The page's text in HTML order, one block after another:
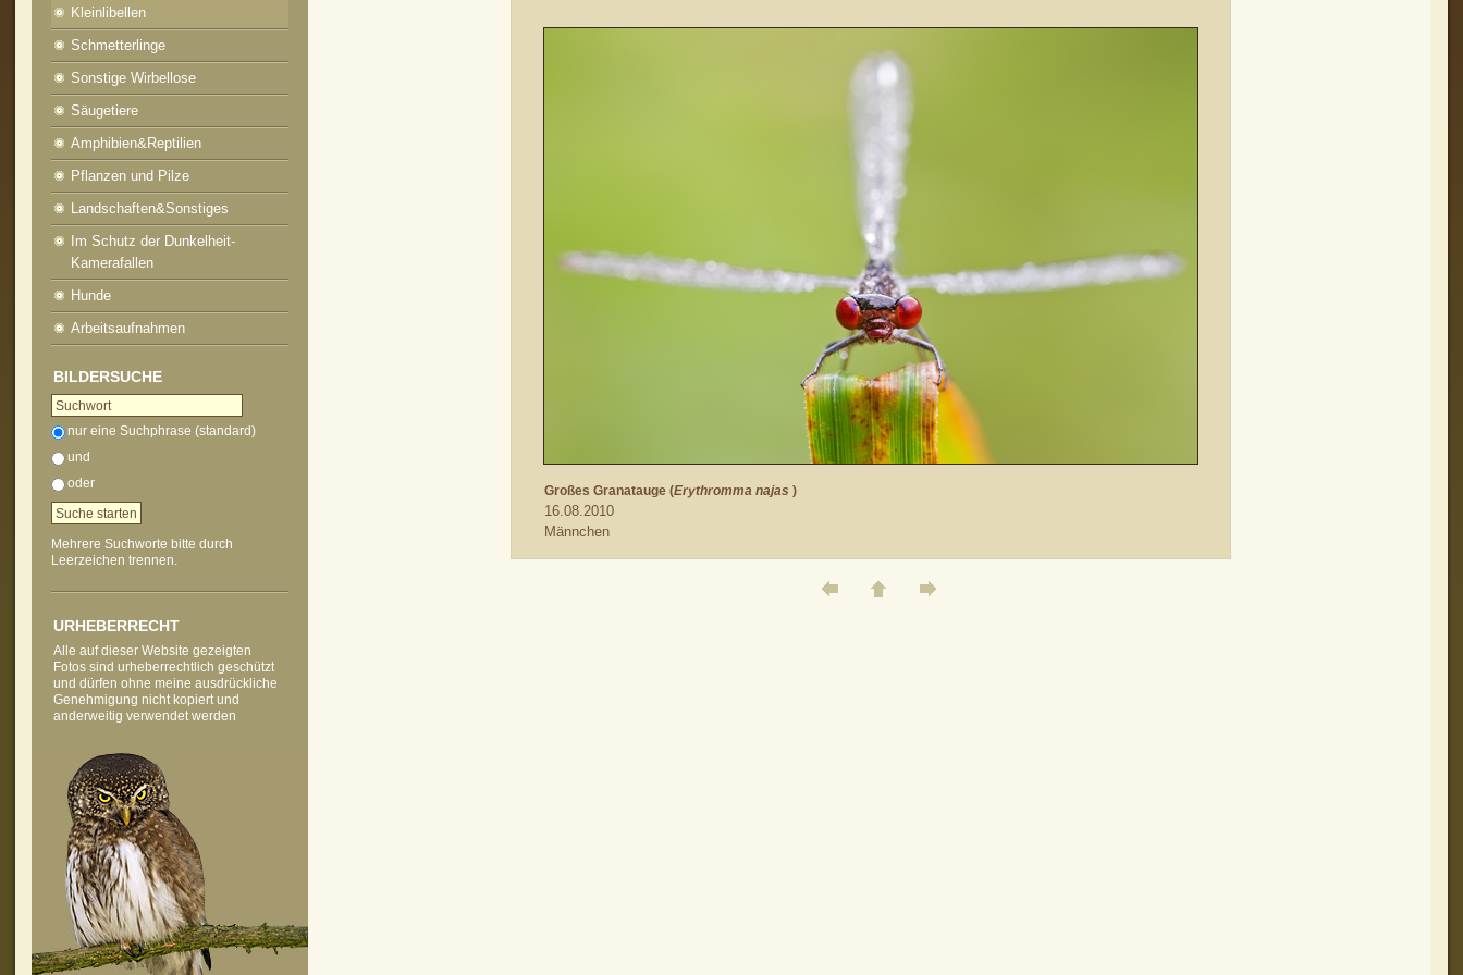
Großes Granatauge (Erythromma najas )
16.08.2010
Männchen
vorheriges Foto
zur Kategorie-Übersicht
Kleinlibellen
Schmetterlinge
Sonstige Wirbellose
Säugetiere
Amphibien&Reptilien
Pflanzen und Pilze
Landschaften&Sonstiges
Im Schutz der Dunkelheit-
Kamerafallen
Hunde
Arbeitsaufnahmen
BILDERSUCHE
nur eine Suchphrase (standard)
und
oder
Mehrere Suchworte bitte durch
Leerzeichen trennen.
URHEBERRECHT
Alle auf dieser Website gezeigten
Fotos sind urheberrechtlich geschützt
und dürfen ohne meine ausdrückliche
Genehmigung nicht kopiert und
anderweitig verwendet werden